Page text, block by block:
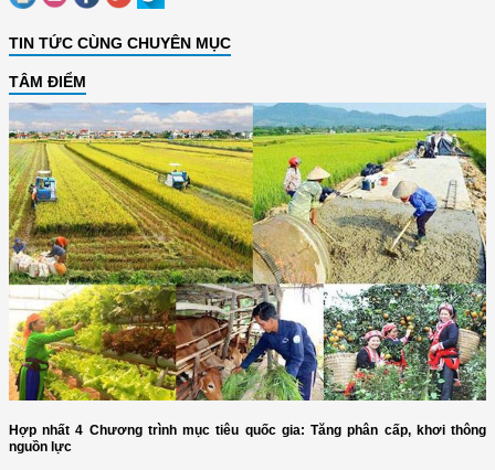
TIN TỨC CÙNG CHUYÊN MỤC
TÂM ĐIỂM
Hợp nhất 4 Chương trình mục tiêu quốc gia: Tăng phân cấp, khơi thông
nguồn lực